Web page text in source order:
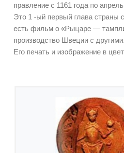
правление с 1161 года по
Это 1 -ый первый глава страны
есть фильм о «Рыцаре —
производство Швеции с
Его печать и изображение в